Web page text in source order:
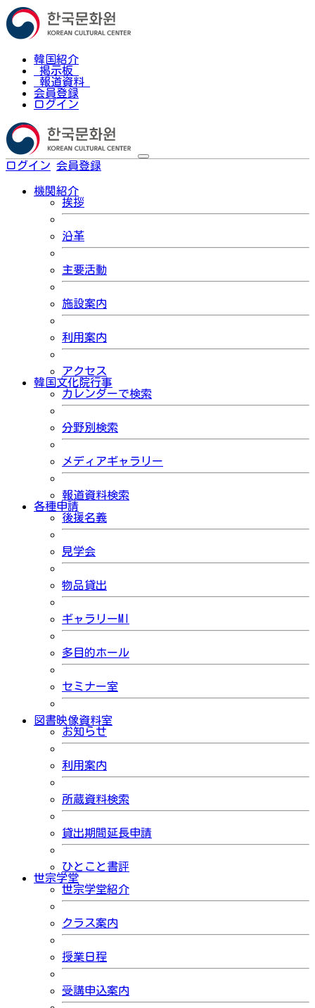
韓国紹介
掲示板
報道資料
会員登録
ログイン
ログイン 会員登録
機関紹介
挨拶
沿革
主要活動
施設案内
利用案内
アクセス
韓国文化院行事
カレンダーで検索
分野別検索
メディアギャラリー
報道資料検索
各種申請
後援名義
見学会
物品貸出
ギャラリーMI
多目的ホール
セミナー室
図書映像資料室
お知らせ
利用案内
所蔵資料検索
貸出期間延長申請
ひとこと書評
世宗学堂
世宗学堂紹介
クラス案内
授業日程
受講申込案内